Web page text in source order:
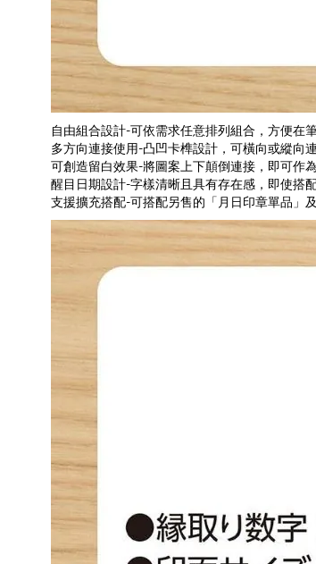
自由組合設計-可依需求任意排列組合，方便在
多方向連接使用-凸凹卡榫設計，可橫向或縱向
可創造留白效果-將圖案上下顛倒連接，即可作
醒目日期設計-字樣清晰且具有存在感，即使搭
支援擴充搭配-可搭配另售的「月日印章單品」